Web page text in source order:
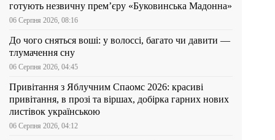
готують незвичну прем’єру «Буковинська Мадонна»
06 Серпня 2026, 08:16
До чого сняться воші: у волоссі, багато чи давити —
тлумачення сну
06 Серпня 2026, 04:45
Привітання з Яблучним Спаомс 2026: красиві
привітання, в прозі та віршах, добірка гарних нових
листівок українською
06 Серпня 2026, 04:12